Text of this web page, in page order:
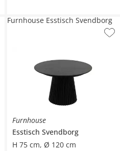
Furnhouse
Esstisch Svendborg
H 75 cm, Ø 120 cm
Furnhouse Esstisch Svendborg